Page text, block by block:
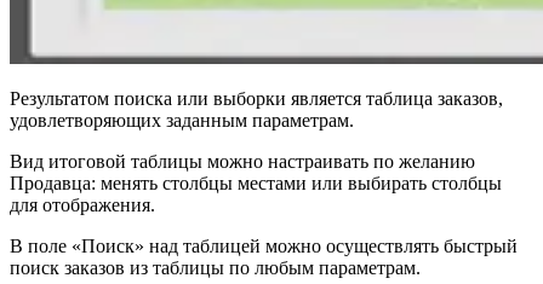
Результатом поиска или выборки является таблица заказов,
удовлетворяющих заданным параметрам.
Вид итоговой таблицы можно настраивать по желанию
Продавца: менять столбцы местами или выбирать столбцы
для отображения.
В поле «Поиск» над таблицей можно осуществлять быстрый
поиск заказов из таблицы по любым параметрам.